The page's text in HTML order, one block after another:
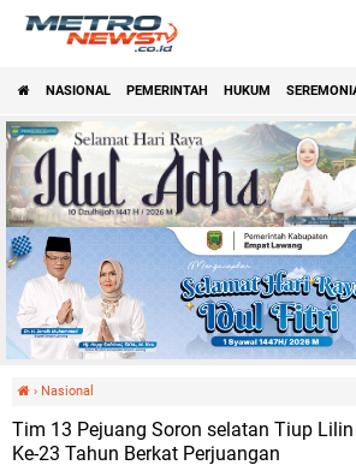
NASIONAL PEMERINTAH HUKUM
› Nasional
Tim 13 Pejuang Soron selatan Tiup
Ke-23 Tahun Berkat Perjuangan